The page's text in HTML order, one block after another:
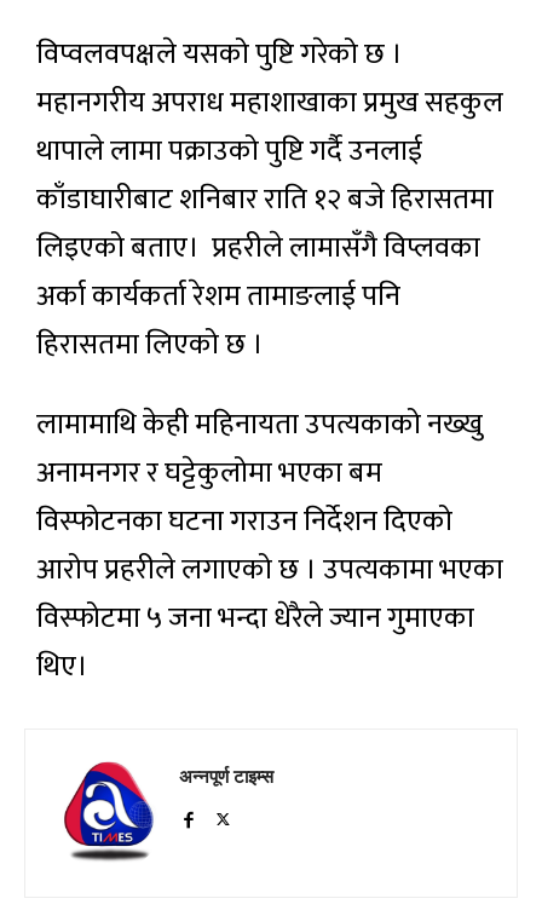
विप्वलवपक्षले यसको पुष्टि गरेको छ ।
महानगरीय अपराध महाशाखाका प्रमुख सहकुल
थापाले लामा पक्राउको पुष्टि गर्दै उनलाई
काँडाघारीबाट शनिबार राति १२ बजे हिरासतमा
लिइएको बताए। प्रहरीले लामासँगै विप्लवका
अर्का कार्यकर्ता रेशम तामाङलाई पनि
हिरासतमा लिएको छ ।
लामामाथि केही महिनायता उपत्यकाको नख्खु
अनामनगर र घट्टेकुलोमा भएका बम
विस्फोटनका घटना गराउन निर्देशन दिएको
आरोप प्रहरीले लगाएको छ । उपत्यकामा भएका
विस्फोटमा ५ जना भन्दा धेरैले ज्यान गुमाएका
थिए।
अन्नपूर्ण टाइम्स